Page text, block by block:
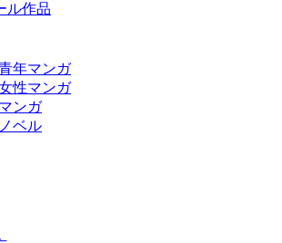
ル作品
年マンガ
性マンガ
ンガ
ベル